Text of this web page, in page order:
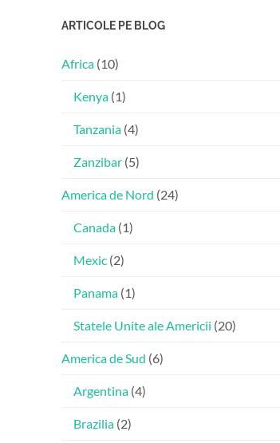
ARTICOLE PE BLOG
Africa (10)
Kenya (1)
Tanzania (4)
Zanzibar (5)
America de Nord (24)
Canada (1)
Mexic (2)
Panama (1)
Statele Unite ale Americii (20)
America de Sud (6)
Argentina (4)
Brazilia (2)